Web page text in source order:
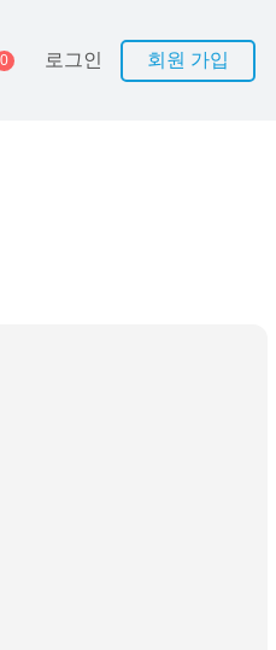
0 로그인 회원 가입